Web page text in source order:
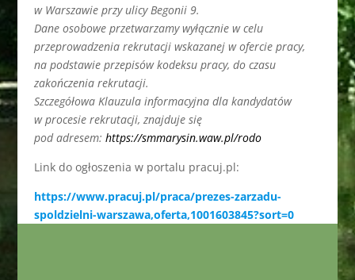
w Warszawie przy ulicy Begonii 9.
Dane osobowe przetwarzamy wyłącznie w celu
przeprowadzenia rekrutacji wskazanej w ofercie pracy,
na podstawie przepisów kodeksu pracy, do czasu
zakończenia rekrutacji.
Szczegółowa Klauzula informacyjna dla kandydatów
w procesie rekrutacji, znajduje się
pod adresem: https://smmarysin.waw.pl/rodo
Link do ogłoszenia w portalu pracuj.pl:
https://www.pracuj.pl/praca/prezes-zarzadu-
spoldzielni-warszawa,oferta,1001603845?sort=0